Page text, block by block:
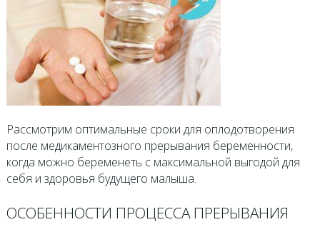
Рассмотрим оптимальные сроки для оплодотворения
после медикаментозного прерывания беременности,
когда можно беременеть с максимальной выгодой для
себя и здоровья будущего малыша.
ОСОБЕННОСТИ ПРОЦЕССА ПРЕРЫВАНИЯ